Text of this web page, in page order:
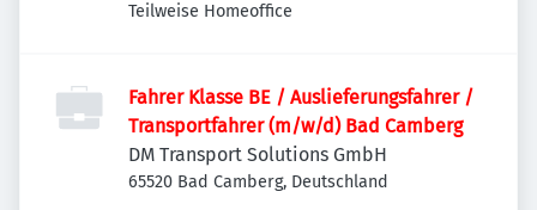
Deutschland
Teilweise Homeoffice
Fahrer Klasse BE / Auslieferungsfahrer /
Transportfahrer (m/w/d) Bad Camberg
DM Transport Solutions GmbH
65520 Bad Camberg, Deutschland